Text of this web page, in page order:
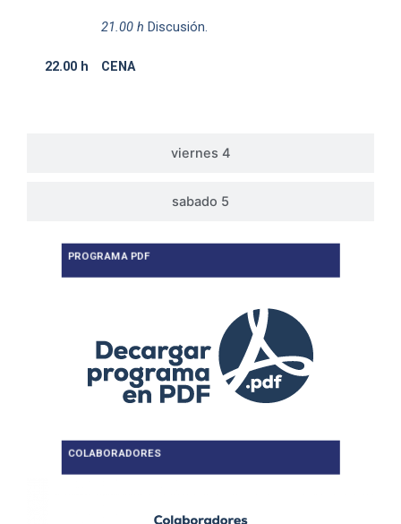
viernes 4
sabado 5
21.00 h Discusión.
22.00 h CENA
PROGRAMA PDF
COLABORADORES